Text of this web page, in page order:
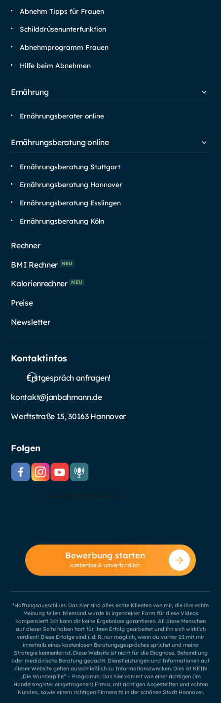
Abnehm Tipps für Frauen
Schilddrüsen­unterfunktion
Abnehm­programm Frauen
Hilfe beim Abnehmen
Ernährung
Ernährungsberater online
Ernährungsberatung online
Ernährungsberatung Stuttgart
Ernährungsberatung Hannover
Ernährungsberatung Esslingen
Ernährungsberatung Köln
Rechner
BMI Rechner
NEU
Kalorienrechner NEU
Preise
Newsletter
Kontaktinfos
Erstgespräch anfragen!
kontakt@janbahmann.de
Werftstraße 15, 30163 Hannover
Bewerbung starten
kostenlos & unverbindlich
Folgen
*Haftungsausschluss: Das hier sind alles echte Klienten von mir, die ihre echte
Meinung teilen. Niemand wurde in irgendeiner Form für diese Videos
kompensiert! Ich kann dir keine Ergebnisse garantieren. All diese Menschen
auf dieser Seite haben hart für ihren Erfolg gearbeitet und ihn sich wirklich
verdient! Diese Erfolge sind i. d. R. nur möglich, wenn du vorher 1:1 mit mir
innerhalb eines kostenlosen Beratungsgespräches sprichst und meine
Strategie kennenlernst. Diese Website ist nicht für die Diagnose, Behandlung
oder medizinische Beratung gedacht. Dienstleistungen und Informationen auf
dieser Website gelten ausschließlich zu Informationszwecken. Dies ist KEIN
„Die Wunderpille“ – Programm. Das hier kommt von einer richtigen (im
Handelsregister eingetragenen) Firma, mit richtigen Angestellten und echten
Kunden, sowie einem richtigen Firmensitz in der schönen Stadt Hannover.